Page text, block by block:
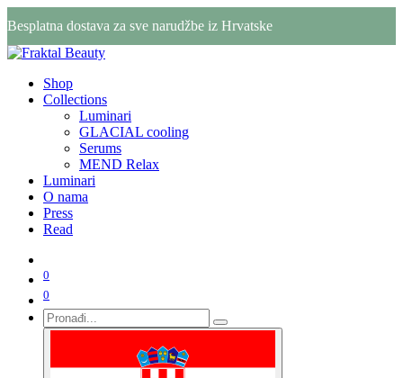
Besplatna dostava za sve narudžbe iz Hrvatske
Shop
Collections
Luminari
GLACIAL cooling
Serums
MEND Relax
Luminari
O nama
Press
Read
0
0